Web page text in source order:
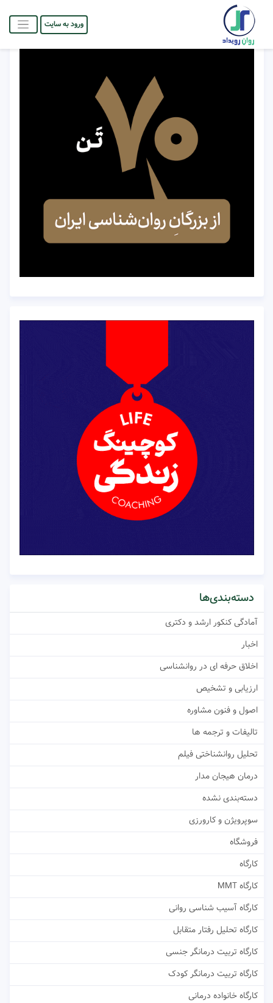
ورود به سایت
دسته‌بندی‌ها
آمادگی کنکور ارشد و دکتری
اخبار
اخلاق حرفه ای در روانشناسی
ارزیابی و تشخیص
اصول و فنون مشاوره
تالیفات و ترجمه ها
تحلیل روانشناختی فیلم
درمان هیجان مدار
دسته‌بندی نشده
سوپرویژن و کارورزی
فروشگاه
کارگاه
کارگاه MMT
کارگاه آسیب شناسی روانی
کارگاه تحلیل رفتار متقابل
کارگاه تربیت درمانگر جنسی
کارگاه تربیت درمانگر کودک
کارگاه خانواده درمانی